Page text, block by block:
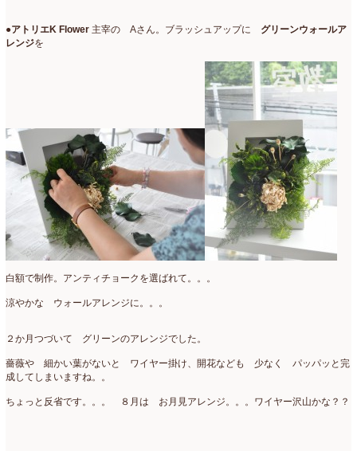
●アトリエK Flower主宰の Aさん。ブラッシュアップに グリーンウォールア
レンジを
白額で制作。アンティチョークを選ばれて。。。
涼やかな ウォールアレンジに。。。
２か月つづいて グリーンのアレンジでした。
薔薇や 細かい葉がないと ワイヤー掛け、開花なども 少なく パッパッと完
成してしまいますね。。
ちょっと反省です。。。 ８月は お月見アレンジ。。。ワイヤー沢山かな？？